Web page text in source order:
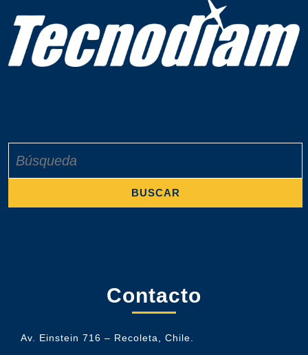
Contacto
Av. Einstein 716 – Recoleta, Chile.